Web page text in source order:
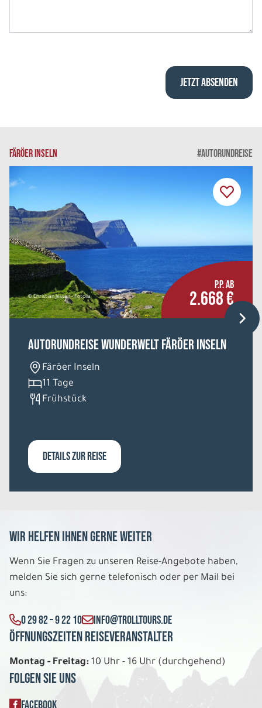
FÄRÖER INSELN #AUTORUNDREISE
© Christian Jessen - Fotolia
P.P. AB
2.668 €
Autorundreise Wunderwelt Färöer Inseln
Färöer Inseln
11 Tage
Frühstück
DETAILS ZUR REISE
Wir helfen Ihnen gerne weiter
Wenn Sie Fragen zu unseren Reise-Angebote haben,
melden Sie sich gerne telefonisch oder per Mail bei
uns:
0 29 82 – 9 22 10 INFO@TROLLTOURS.DE
Öffnungszeiten Reiseveranstalter
Montag - Freitag: 10 Uhr - 16 Uhr (durchgehend)
Folgen Sie uns
FACEBOOK